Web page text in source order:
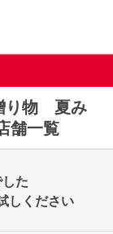
り物 夏み
舗一覧
た
しください